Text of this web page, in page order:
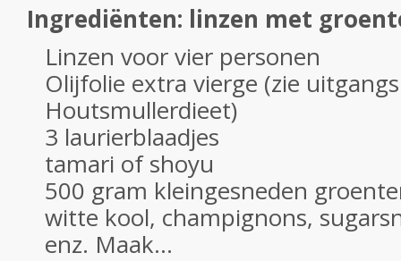
Ingrediënten: linzen met
Linzen voor vier personen
Olijfolie extra vierge (zie
Houtsmullerdieet)
3 laurierblaadjes
tamari of shoyu
500 gram kleingesneden
witte kool, champignons,
enz. Maak...